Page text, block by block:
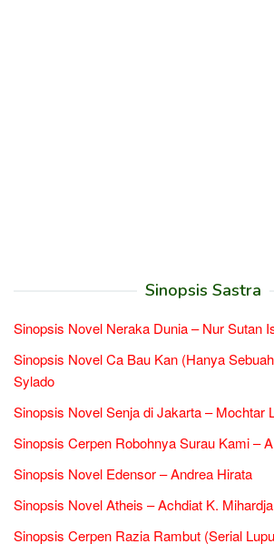
Sinopsis Sastra
Sinopsis Novel Neraka Dunia – Nur Sutan
Sinopsis Novel Ca Bau Kan (Hanya
Sylado
Sinopsis Novel Senja di Jakarta – Mochtar
Sinopsis Cerpen Robohnya Surau Kami –
Sinopsis Novel Edensor – Andrea Hirata
Sinopsis Novel Atheis – Achdiat K. Mihardja
Sinopsis Cerpen Razia Rambut (Serial